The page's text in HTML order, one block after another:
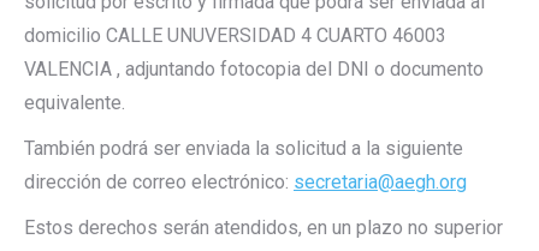
domicilio CALLE UNUVERSIDAD 4 CUARTO 46003
VALENCIA , adjuntando fotocopia del DNI o documento
equivalente.
También podrá ser enviada la solicitud a la siguiente
dirección de correo electrónico: secretaria@aegh.org
Estos derechos serán atendidos, en un plazo no superior